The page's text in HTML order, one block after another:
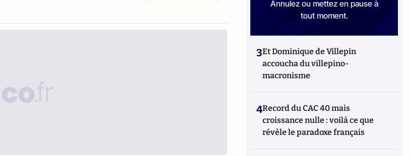
Annulez ou mettez en pause à
tout moment.
3Et Dominique de Villepin
accoucha du villepino-
macronisme
4Record du CAC 40 mais
croissance nulle : voilà ce que
révèle le paradoxe français